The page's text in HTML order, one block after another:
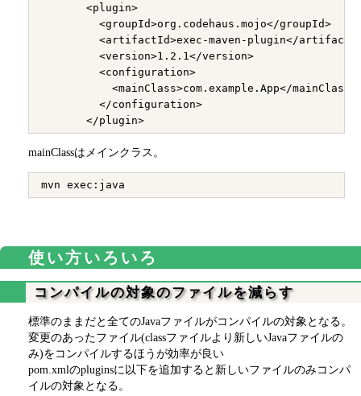
       <plugin>
         <groupId>org.codehaus.mojo</groupId>
<artifactId>exec-maven-plugin</
         <version>1.2.1</version>
         <configuration>
           <mainClass>com.example.App</mainClass>
         </configuration>
mainClassはメインクラス。
使い方いろいろ
コンパイルの対象のファイルを減らす
標準のままだと全てのJavaファイルがコンパイルの対象となる。
変更のあったファイル(classファイルより新しいJavaファイルの
み)をコンパイルするほうが効率が良い
pom.xmlのpluginsに以下を追加すると新しいファイルのみコンパ
イルの対象となる。